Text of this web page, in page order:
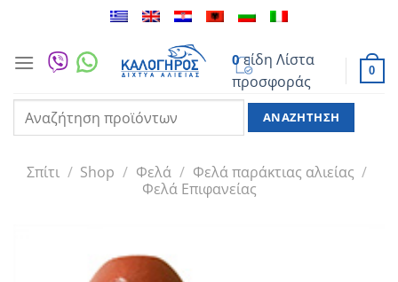
περιεχόμενο
0είδηΛίστα
προσφοράς
0
για:
Σπίτι / Shop / Φελά / Φελά παράκτιας αλιείας /
Φελά Επιφανείας